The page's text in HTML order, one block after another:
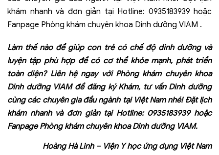
khám nhanh và đơn giản tại Hotline: 0935183939 hoặc
Fanpage Phòng khám chuyên khoa Dinh dưỡng VIAM .
Làm thế nào để giúp con trẻ có chế độ dinh dưỡng và
luyện tập phù hợp để có cơ thể khỏe mạnh, phát triển
toàn diện? Liên hệ ngay với Phòng khám chuyên khoa
Dinh dưỡng VIAMđể đăng ký Khám, tư vấn Dinh dưỡng
cùng các chuyên gia đầu ngành tại Việt Nam nhé! Đặt lịch
khám nhanh và đơn giản tại Hotline: 0935183939 hoặc
FanpagePhòng khám chuyên khoa Dinh dưỡng VIAM.
Hoàng Hà Linh – Viện Y học ứng dụng Việt Nam